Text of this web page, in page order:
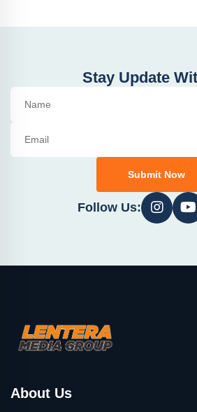
Stay Update
Submit Now
Follow Us:
About Us